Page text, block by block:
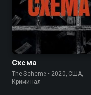
7.2 7.1
Схема
The Scheme • 2020, США,
Криминал